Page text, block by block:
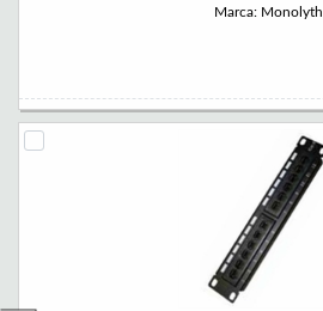
Marca: Monolyth